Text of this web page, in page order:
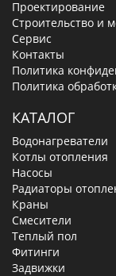
Проектирование
Строительство и
Сервис
Контакты
Политика
Политика
КАТАЛОГ
Водонагреватели
Котлы отопления
Насосы
Радиаторы
Краны
Смесители
Теплый пол
Фитинги
Задвижки